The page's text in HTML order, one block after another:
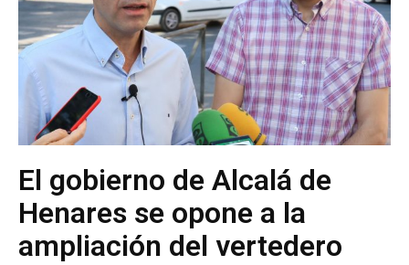
El gobierno de Alcalá de
Henares se opone a la
ampliación del vertedero